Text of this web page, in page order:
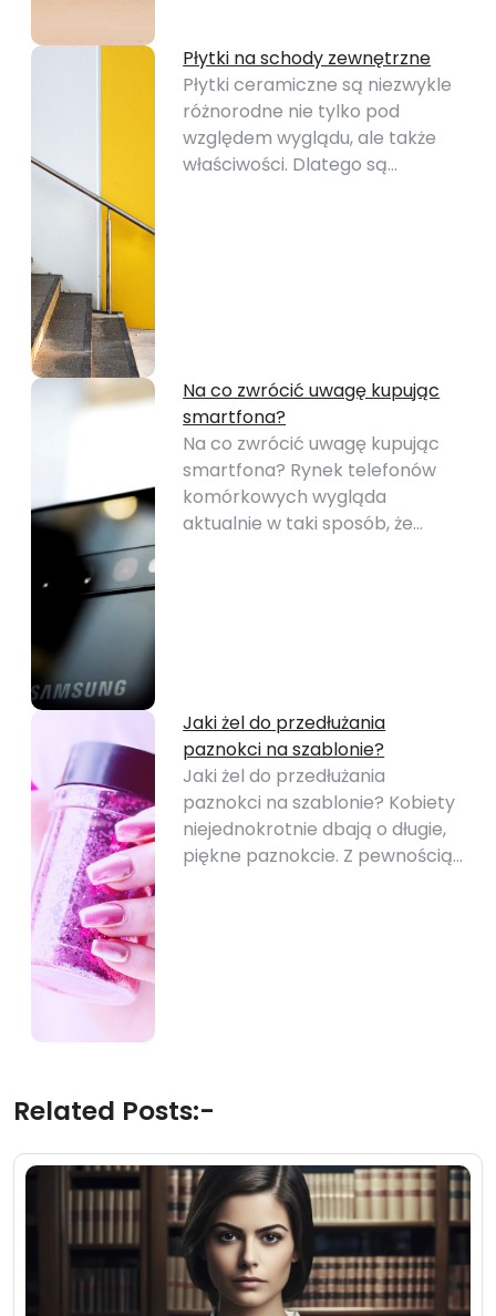
Płytki na schody zewnętrzne
Płytki ceramiczne są niezwykle
różnorodne nie tylko pod
względem wyglądu, ale także
właściwości. Dlatego są…
Na co zwrócić uwagę kupując
smartfona?
Na co zwrócić uwagę kupując
smartfona? Rynek telefonów
komórkowych wygląda
aktualnie w taki sposób, że…
Jaki żel do przedłużania
paznokci na szablonie?
Jaki żel do przedłużania
paznokci na szablonie? Kobiety
niejednokrotnie dbają o długie,
piękne paznokcie. Z pewnością…
Related Posts:-